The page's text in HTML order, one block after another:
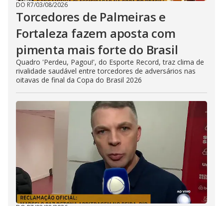
DO R7/03/08/2026
Torcedores de Palmeiras e
Fortaleza fazem aposta com
pimenta mais forte do Brasil
Quadro 'Perdeu, Pagou!', do Esporte Record, traz clima de
rivalidade saudável entre torcedores de adversários nas
oitavas de final da Copa do Brasil 2026